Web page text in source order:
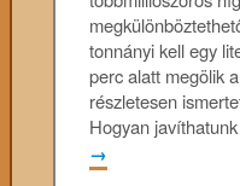
tonnányi kell egy
perc alatt megölik
részletesen
Hogyan
→